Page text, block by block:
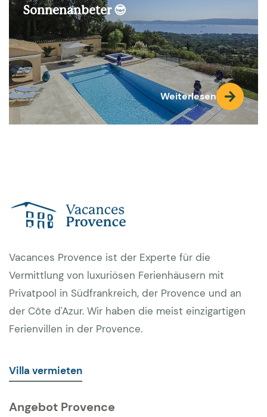
Sonnenanbeter 😎
Weiterlesen
Vacances Provence ist der Experte für die
Vermittlung von luxuriösen Ferienhäusern mit
Privatpool in Südfrankreich, der Provence und an
der Côte d'Azur. Wir haben die meist einzigartigen
Ferienvillen in der Provence.
Villa vermieten
Angebot Provence